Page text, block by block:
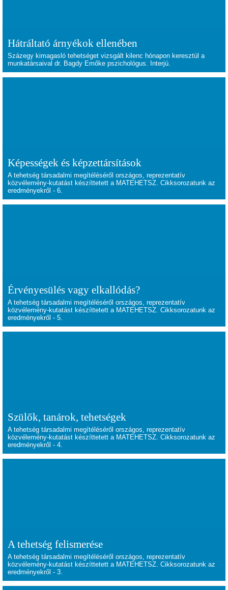
Hátráltató árnyékok ellenében
Százegy kimagasló tehetséget vizsgált kilenc hónapon keresztül a
munkatársaival dr. Bagdy Emőke pszichológus. Interjú.
Képességek és képzettársítások
A tehetség társadalmi megítéléséről országos, reprezentatív
közvélemény-kutatást készíttetett a MATEHETSZ. Cikksorozatunk az
eredményekről - 6.
Érvényesülés vagy elkallódás?
A tehetség társadalmi megítéléséről országos, reprezentatív
közvélemény-kutatást készíttetett a MATEHETSZ. Cikksorozatunk az
eredményekről - 5.
Szülők, tanárok, tehetségek
A tehetség társadalmi megítéléséről országos, reprezentatív
közvélemény-kutatást készíttetett a MATEHETSZ. Cikksorozatunk az
eredményekről - 4.
A tehetség felismerése
A tehetség társadalmi megítéléséről országos, reprezentatív
közvélemény-kutatást készíttetett a MATEHETSZ. Cikksorozatunk az
eredményekről - 3.